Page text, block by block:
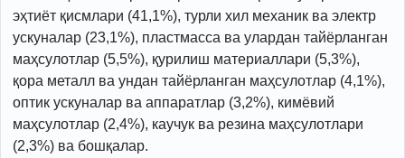
эҳтиёт қисмлари (41,1%), турли хил механик ва электр
ускуналар (23,1%), пластмасса ва улардан тайёрланган
маҳсулотлар (5,5%), қурилиш материаллари (5,3%),
қора металл ва ундан тайёрланган маҳсулотлар (4,1%),
оптик ускуналар ва аппаратлар (3,2%), кимёвий
маҳсулотлар (2,4%), каучук ва резина маҳсулотлари
(2,3%) ва бошқалар.